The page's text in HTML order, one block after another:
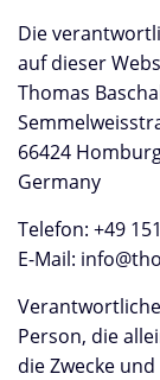
Die
auf dieser
Thomas
66424
Germany
Telefon: +49
E-Mail:
Person, die
die Zwecke